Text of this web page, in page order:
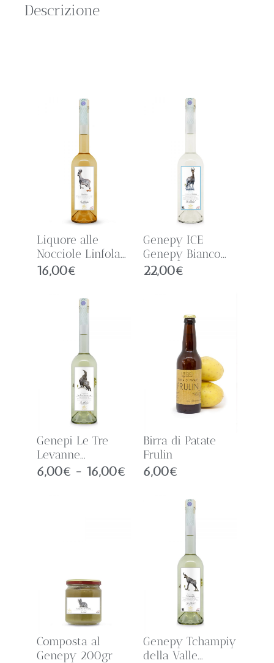
Descrizione
Liquore alle
Nocciole Linfola...
16,00€
Genepy ICE
Genepy Bianco...
22,00€
Genepi Le Tre
Levanne...
6,00€ - 16,00€
Birra di Patate
Frulin
6,00€
Composta al
Genepy 200gr
Genepy Tchampiy
della Valle...